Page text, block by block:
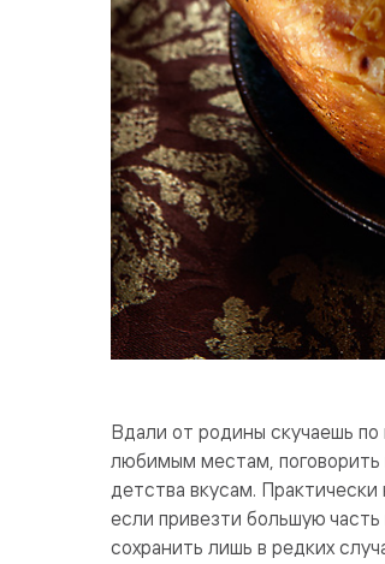
Вдали от родины скучаешь
любимым местам,
детства вкусам.
если привезти большую
сохранить лишь в редких